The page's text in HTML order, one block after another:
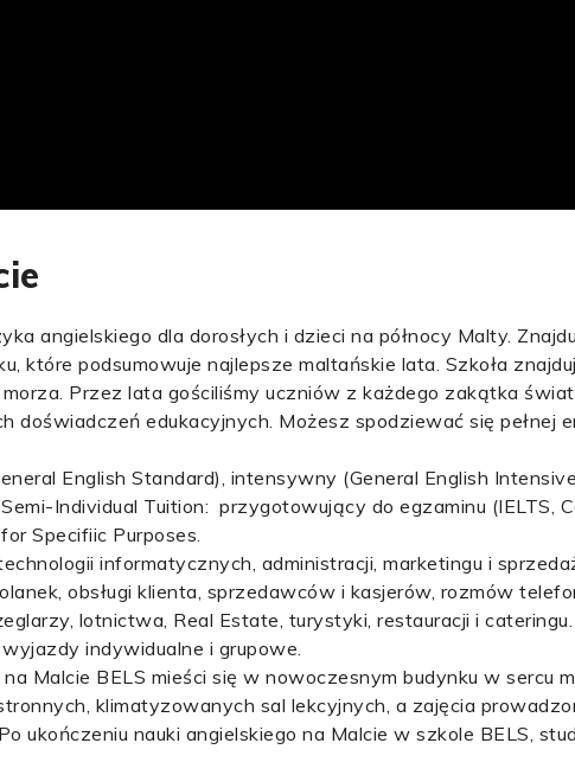
angielskiego dla dorosłych i dzieci na północy Malty.
które podsumowuje najlepsze maltańskie lata. Szkoła
Przez lata gościliśmy uczniów z każdego zakątka
doświadczeń edukacyjnych. Możesz spodziewać się pełnej
English Standard), intensywny (General English
Individual Tuition: przygotowujący do egzaminu (IELTS,
Specifiic Purposes.
informatycznych, administracji, marketingu i
obsługi klienta, sprzedawców i kasjerów, rozmów
lotnictwa, Real Estate, turystyki, restauracji i cateringu.
wyjazdy indywidualne i grupowe.
Malcie BELS mieści się w nowoczesnym budynku w sercu
klimatyzowanych sal lekcyjnych, a zajęcia
ukończeniu nauki angielskiego na Malcie w szkole BELS,